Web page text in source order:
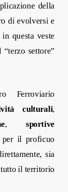
della
di evolversi e
in questa veste
settore”
Ferroviario
culturali,
, sportive
per il proficuo
sia
tutto il territorio